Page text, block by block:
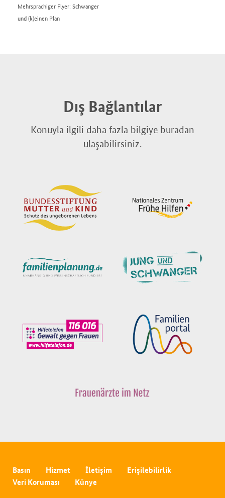
Mehrsprachiger Flyer: Schwanger
und (k)einen Plan
Dış Bağlantılar
Konuyla ilgili daha fazla bilgiye buradan
ulaşabilirsiniz.
Basın Hizmet İletişim
Erişilebilirlik
Veri Koruması
Künye